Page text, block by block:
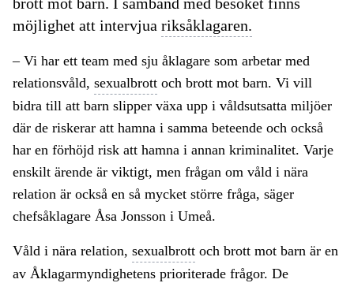
möjlighet att intervjua riksåklagaren.
– Vi har ett team med sju åklagare som arbetar med
relationsvåld, sexualbrott och brott mot barn. Vi vill
bidra till att barn slipper växa upp i våldsutsatta miljöer
där de riskerar att hamna i samma beteende och också
har en förhöjd risk att hamna i annan kriminalitet. Varje
enskilt ärende är viktigt, men frågan om våld i nära
relation är också en så mycket större fråga, säger
chefsåklagare Åsa Jonsson i Umeå.
Våld i nära relation, sexualbrott och brott mot barn är en
av Åklagarmyndighetens prioriterade frågor. De